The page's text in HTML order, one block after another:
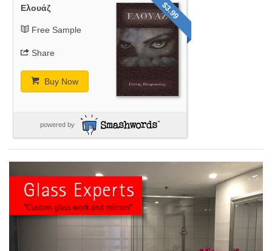
$3.99
Ελουάζ
Free Sample
Share
Buy Now
powered by